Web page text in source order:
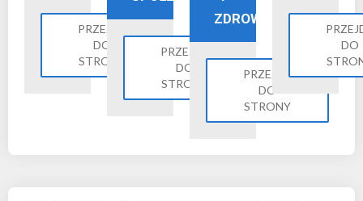
PRZEJDŹ
DO
STRONY
PRZEJDŹ
DO
STRONY
ZDROWIE
PRZEJDŹ
DO
STRONY
DO